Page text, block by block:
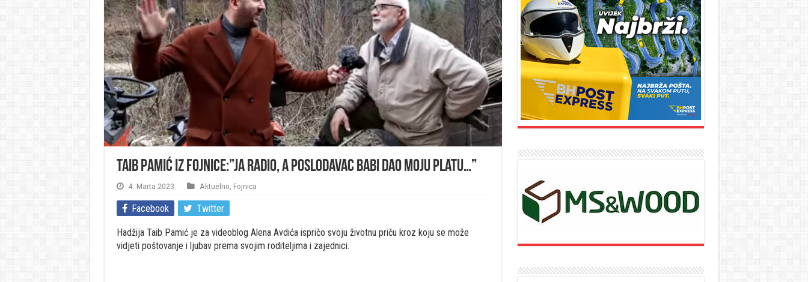
Taib Pamić iz Fojnice:”Ja radio, a poslodavac babi dao moju platu…”
4. Marta 2023. Aktuelno Fojnica
Facebook Twitter
Hadžija Taib Pamić je za videoblog Alena Avdića ispričo svoju životnu priču kroz koju se može
vidjeti poštovanje i ljubav prema svojim roditeljima i zajednici.